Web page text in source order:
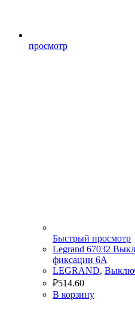
просмотр
Быстрый просмотр
Legrand 67032
фиксации 6А
LEGRAND,
₽514.60
В корзину